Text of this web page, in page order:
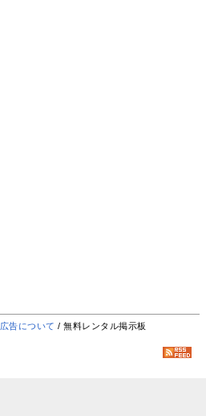
広告について / 無料レンタル掲示板